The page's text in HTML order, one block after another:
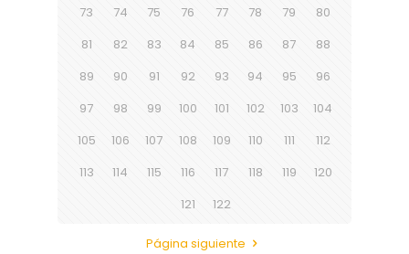
73
74 75 76 77 78 79
80
81
82 83 84 85 86 87
88
89
90 91 92 93 94 95
96
97
98 99 100 101 102 103
104
105
106 107 108 109 110 111
112
113
114 115 116 117 118 119
120
121
122
Página siguiente